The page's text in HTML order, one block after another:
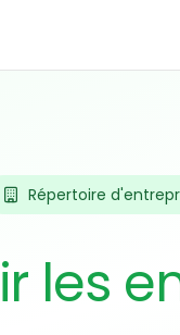
Répertoire
les